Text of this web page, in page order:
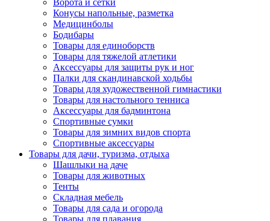
Ворота и сетки
Конусы напольные, разметка
Медицинболы
Бодибары
Товары для единоборств
Товары для тяжелой атлетики
Аксессуары для защиты рук и ног
Палки для скандинавской ходьбы
Товары для художественной гимнастики
Товары для настольного тенниса
Аксессуары для бадминтона
Спортивные сумки
Товары для зимних видов спорта
Спортивные аксессуары
Товары для дачи, туризма, отдыха
Шашлыки на даче
Товары для животных
Тенты
Складная мебель
Товары для сада и огорода
Товары для плавания